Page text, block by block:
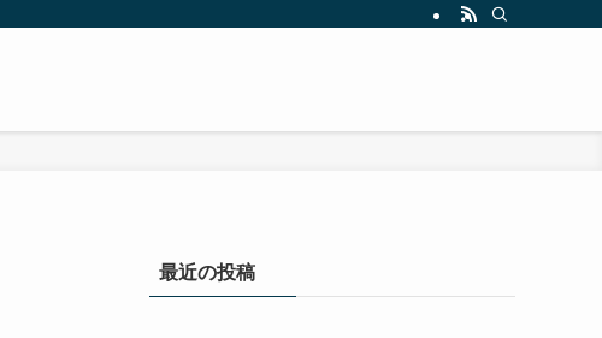
最近の投稿